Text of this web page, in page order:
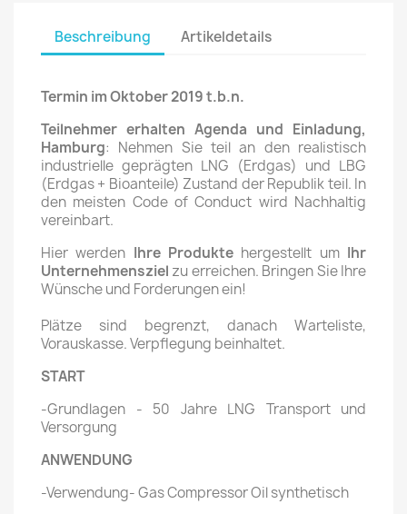
Beschreibung Artikeldetails
Termin im Oktober 2019 t.b.n.
Teilnehmer erhalten Agenda und Einladung,
Hamburg: Nehmen Sie teil an den realistisch
industrielle geprägten LNG (Erdgas) und LBG
(Erdgas + Bioanteile) Zustand der Republik teil. In
den meisten Code of Conduct wird Nachhaltig
vereinbart.
Hier werden Ihre Produkte hergestellt um Ihr
Unternehmensziel zu erreichen. Bringen Sie Ihre
Wünsche und Forderungen ein!
Plätze sind begrenzt, danach Warteliste,
Vorauskasse. Verpflegung beinhaltet.
START
-Grundlagen - 50 Jahre LNG Transport und
Versorgung
ANWENDUNG
-Verwendung- Gas Compressor Oil synthetisch